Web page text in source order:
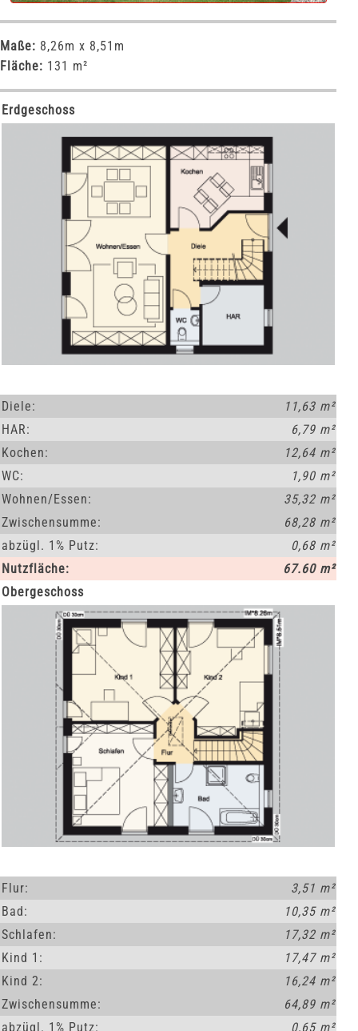
Maße: 8,26m x 8,51m
Fläche: 131 m²
Erdgeschoss
Diele:
11,63 m²
HAR:
6,79 m²
Kochen:
12,64 m²
WC:
1,90 m²
Wohnen/Essen:
35,32 m²
Zwischensumme:
68,28 m²
abzügl. 1% Putz:
0,68 m²
Nutzfläche:
67.60 m²
Obergeschoss
Flur:
3,51 m²
Bad:
10,35 m²
Schlafen:
17,32 m²
Kind 1:
17,47 m²
Kind 2:
16,24 m²
Zwischensumme:
64,89 m²
abzügl. 1% Putz:
0,65 m²